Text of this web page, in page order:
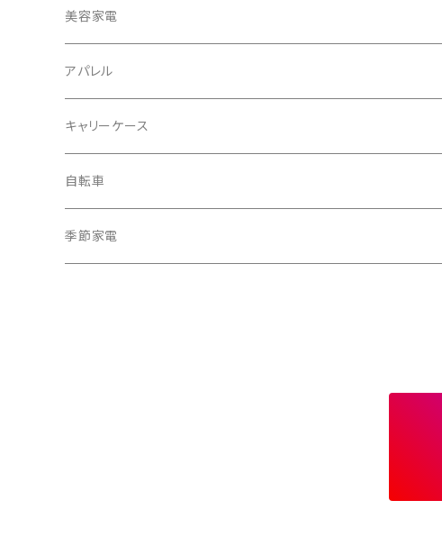
冷蔵庫・冷凍庫
洗濯機
掃除機
電動モップ
カーペットクリーナー
AV機器
シュレッダー
美容家電
アパレル
バッグ
メンズ
レディース
キャリーケース
自転車
季節家電